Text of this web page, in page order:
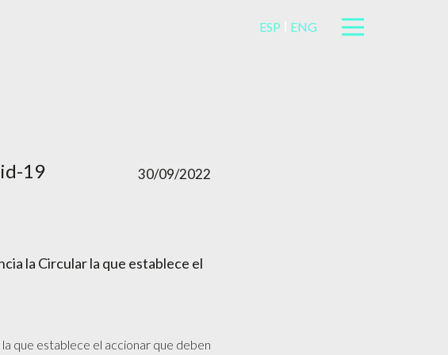
ESP ENG
19
30/09/2022
la Circular la que establece el
la que establece el accionar que deben